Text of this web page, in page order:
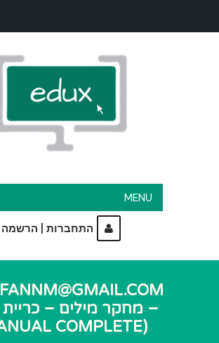
MENU
התחברות הרשמה
– מחקר מילים –
(MANUAL COMPLETE)